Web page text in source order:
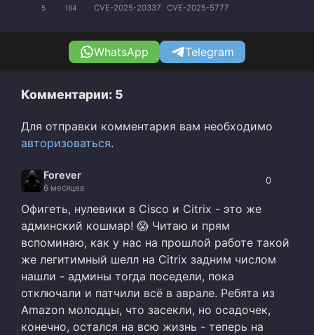
5 184 CVE-2025-20337 CVE-2025-5777
WhatsApp Telegram
Комментарии: 5
Для отправки комментария вам необходимо
авторизоваться.
Forever
6 месяцев
0
Офигеть, нулевики в Cisco и Citrix - это же
админский кошмар! 😱 Читаю и прям
вспоминаю, как у нас на прошлой работе такой
же легитимный шелл на Citrix задним числом
нашли - админы тогда поседели, пока
отключали и патчили всё в аврале. Ребята из
Amazon молодцы, что засекли, но осадочек,
конечно, остался на всю жизнь - теперь на